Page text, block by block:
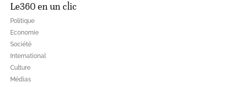
Le360 en un clic
Politique
Economie
Société
International
Culture
Médias